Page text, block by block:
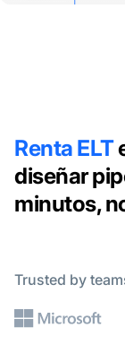
Renta ELT
diseñar
minutos,
Trusted by